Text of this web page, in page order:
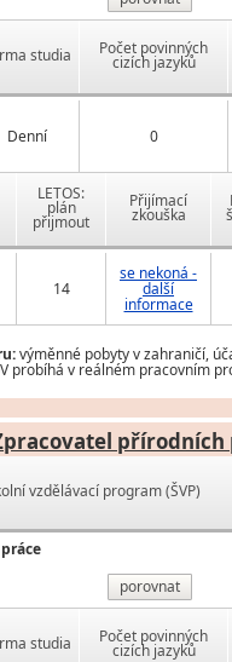
studia Počet povinných
cizích jazyků
Denní 0
LETOS:
plán
přijmout
Přijímací
zkouška
14
se nekoná -
další
informace
výměnné pobyty v zahraničí,
probíhá v reálném pracovním
přírodních
vzdělávací program (ŠVP)
porovnat
studia Počet povinných
cizích jazyků